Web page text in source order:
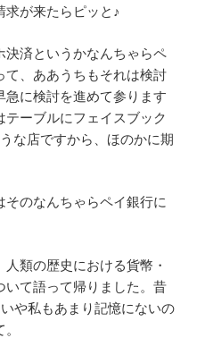
求が来たらピッと♪
決済というかなんちゃらペ
て、ああうちもそれは検討
急に検討を進めて参ります
ーブルにフェイスブック
な店ですから、ほのかに期
のなんちゃらペイ銀行に
類の歴史における貨幣・
いて語って帰りました。昔
や私もあまり記憶にないの